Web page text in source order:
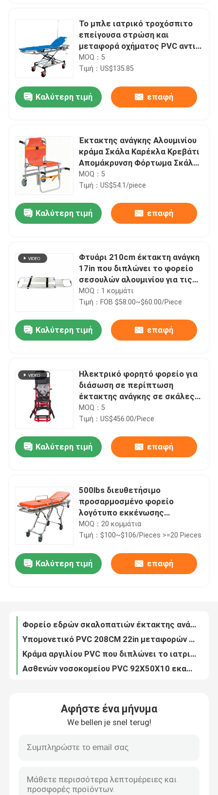
Σπίτι
Προϊόντα
Βίντεο
Επισκέψεις στο εργοστάσιο
Έλεγχος ποιότητας
Ζητήστε μια προσφορά
Το μπλε ιατρικό τροχόσπιτο
επείγουσα στρώση και
μεταφορά οχήματος PVC αντι-
βρώμωση επιφάνεια
MOQ：5
Τιμή：US$135.85
Καλύτερη τιμή επαφή
Έκτακτης ανάγκης Αλουμινίου
κράμα Σκάλα Καρέκλα Κρεβάτι
Απομάκρυνση Φόρτωμα Σκάλα
Μεταφοράς
MOQ：5
Τιμή：US$54.1/piece
Καλύτερη τιμή επαφή
Φτυάρι 210cm έκτακτη ανάγκη
17in που διπλώνει το φορείο
σεσουλών αλουμινίου για τις
πρώτες βοήθειες
MOQ：1 κομμάτι
Τιμή：FOB $58.00~$60.00/Piece
Καλύτερη τιμή επαφή
Ηλεκτρικό φορητό φορείο για
διάσωση σε περίπτωση
έκτακτης ανάγκης σε σκάλες
και διαδρόμους
MOQ：5
Τιμή：US$456.00/Piece
Καλύτερη τιμή επαφή
500lbs διευθετήσιμο
προσαρμοσμένο φορείο
λογότυπο εκκένωσης
έκτακτης ανάγκης
MOQ：20 κομμάτια
Τιμή：$100~$106/Pieces >=20 Pieces
Καλύτερη τιμή επαφή
75 βαθμοί που διπλώνουν το φορείο ασθενοφόρων για τη διάσωση 190CM έκτακτης ανάγκης
Κράμα αργιλίου PVC που διπλώνει το ιατρικό φορείο 208 X 55 X 13CM για το ασθενοφόρο 9 κλ
Ασθενών νοσοκομείου PVC 92X50X10 εκατ. κρεβατιών φορείων απορριμάτων που διπλώνεται ιατρικό
Σέσουλα ασθενοφόρων 20CM 50CM που διπλώνει τις ιατρικές μικρές ρόδες φορείων για το νοσοκομείο
Φορείο εντατικής 185CM διπλώνοντας κυλιεισμένο διάσωση ασθενοφόρο νοσοκομείων 60 βαθμών
Αφήστε ένα μήνυμα
We bellen je snel terug!